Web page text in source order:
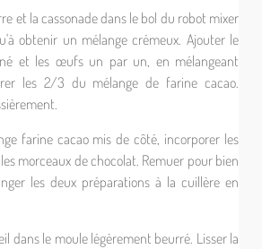
et la cassonade dans le bol du robot mixer
obtenir un mélange crémeux. Ajouter le
et les œufs un par un, en mélangeant
les 2/3 du mélange de farine cacao.
farine cacao mis de côté, incorporer les
morceaux de chocolat. Remuer pour bien
les deux préparations à la cuillère en
dans le moule légèrement beurré. Lisser la